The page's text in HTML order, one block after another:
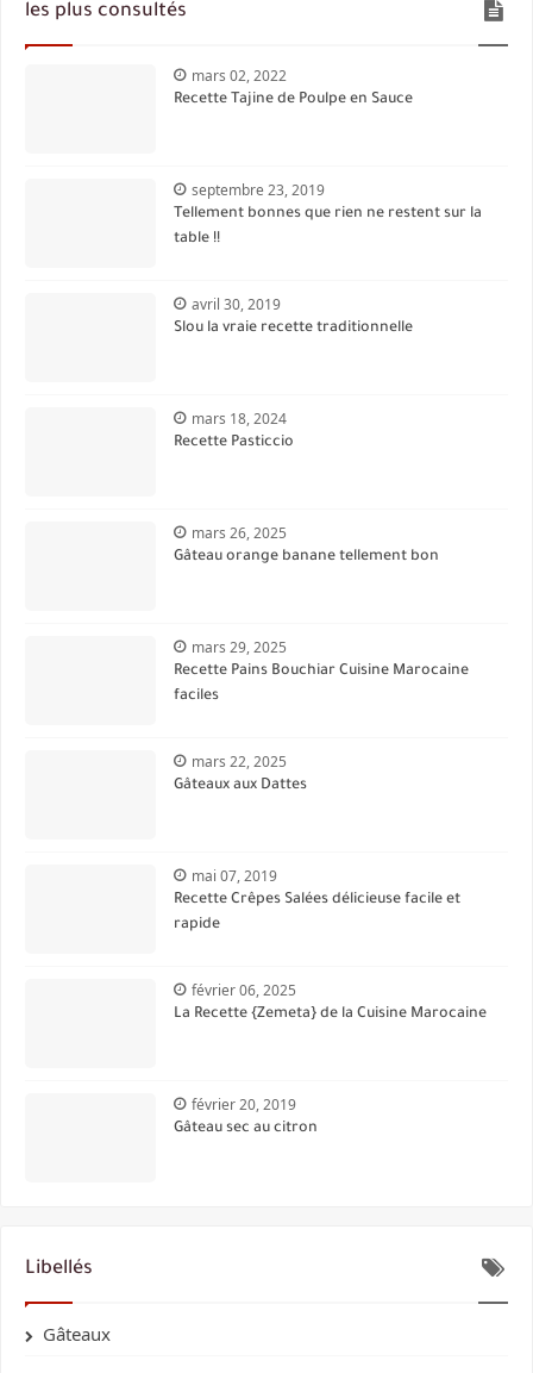
les plus consultés
mars 02, 2022
Recette Tajine de Poulpe en Sauce
septembre 23, 2019
Tellement bonnes que rien ne restent sur la
table !!
avril 30, 2019
Slou la vraie recette traditionnelle
mars 18, 2024
Recette Pasticcio
mars 26, 2025
Gâteau orange banane tellement bon
mars 29, 2025
Recette Pains Bouchiar Cuisine Marocaine
faciles
mars 22, 2025
Gâteaux aux Dattes
mai 07, 2019
Recette Crêpes Salées délicieuse facile et
rapide
février 06, 2025
La Recette {Zemeta} de la Cuisine Marocaine
février 20, 2019
Gâteau sec au citron
Libellés
Gâteaux